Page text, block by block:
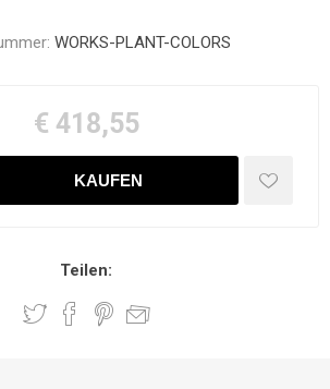
WORKS-PLANT-COLORS
€ 418,55
Teilen: